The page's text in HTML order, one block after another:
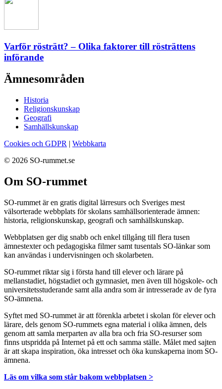
Varför rösträtt? – Olika faktorer till rösträttens
införande
Ämnesområden
Historia
Religionskunskap
Geografi
Samhällskunskap
Cookies och GDPR | Webbkarta
© 2026 SO-rummet.se
Om SO-rummet
SO-rummet är en gratis digital lärresurs och Sveriges mest
välsorterade webbplats för skolans samhällsorienterade ämnen:
historia, religionskunskap, geografi och samhällskunskap.
Webbplatsen ger dig snabb och enkel tillgång till flera tusen
ämnestexter och pedagogiska filmer samt tusentals SO-länkar som
kan användas i undervisningen och skolarbeten.
SO-rummet riktar sig i första hand till elever och lärare på
mellanstadiet, högstadiet och gymnasiet, men även till högskole- och
universitetsstuderande samt alla andra som är intresserade av de fyra
SO-ämnena.
Syftet med SO-rummet är att förenkla arbetet i skolan för elever och
lärare, dels genom SO-rummets egna material i olika ämnen, dels
genom att samla merparten av alla bra och fria SO-resurser som
finns utspridda på Internet på ett och samma ställe. Målet med sajten
är att skapa inspiration, öka intresset och öka kunskaperna inom SO-
ämnena.
Läs om vilka som står bakom webbplatsen >